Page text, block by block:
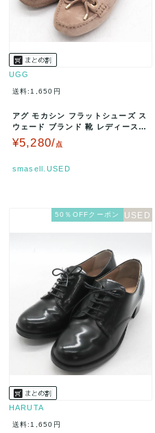
UGG
送料:1,650円
アグ モカシン フラットシューズ ス
ウェード ブランド 靴 レディース 2
2サイズ ベージュ UGG…
¥5,280/点
smasell.USED
50％OFFクーポン
HARUTA
送料:1,650円